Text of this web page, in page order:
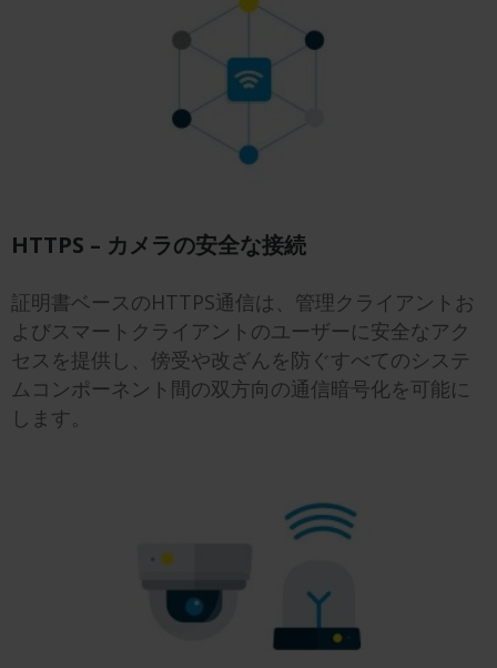
HTTPS – カメラの安全な接続
証明書ベースのHTTPS通信は、管理クライアントお
よびスマートクライアントのユーザーに安全なアク
セスを提供し、傍受や改ざんを防ぐすべてのシステ
ムコンポーネント間の双方向の通信暗号化を可能に
します。